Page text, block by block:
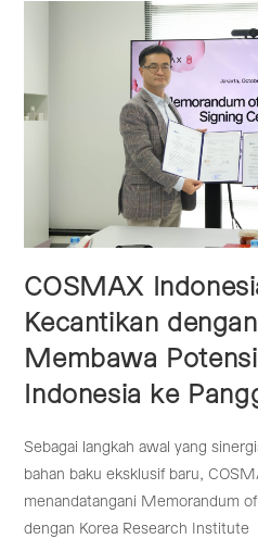
Sorotan
Utama
COSMAX
Innovation
Conference
2026
COSMAX
Kecantikan
Membawa
Indonesia ke
Sebagai langkah awal yang
bahan baku eksklusif baru,
menandatangani Memorandum
dengan Korea Research Institute